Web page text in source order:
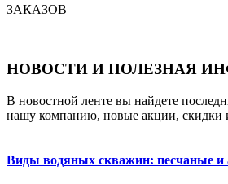
ЗАКАЗОВ
НОВОСТИ И ПОЛЕЗНАЯ
В новостной ленте вы найдете
нашу компанию, новые акции, скидки
Виды водяных скважин: песчаные и